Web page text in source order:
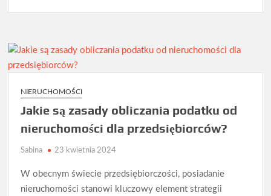
przejść
pełną
NIERUCHOMOŚCI
Jakie są zasady obliczania podatku od
nieruchomości dla przedsiębiorców?
Sabina 23 kwietnia 2024
W obecnym świecie przedsiębiorczości, posiadanie
nieruchomości stanowi kluczowy element strategii